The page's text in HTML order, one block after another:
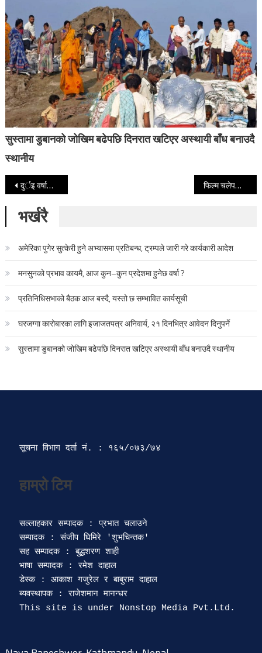
सुस्तामा डुबानको जोखिम बढेपछि दिनरात खटिएर अस्थायी बाँध बनाउदै
स्थानीय
Post navigation
दुर्इ वर्षाबीच झगडा गराएर सुटिङ गरिएकाे गीत यस्ताे फिल्म चलेपछि पललार्इ छाेडेर पुजा भन्न थालिन ‘म प्रदिपलार्इ माया गर्छु’
भर्खरै
अमेरिका पुगेर सुत्केरी हुने अभ्यासमा प्रतिबन्ध, ट्रम्पले जारी गरे कार्यकारी आदेश
मनसुनको प्रभाव कायमै, आज कुन–कुन प्रदेशमा हुनेछ वर्षा ?
प्रतिनिधिसभाको बैठक आज बस्दै, यस्तो छ सम्भावित कार्यसूची
घरजग्गा कारोबारका लागि इजाजतपत्र अनिवार्य, २१ दिनभित्र आवेदन दिनुपर्ने
सुस्तामा डुबानको जोखिम बढेपछि दिनरात खटिएर अस्थायी बाँध बनाउदै स्थानीय
सूचना विभाग दर्ता‍ नं. : १६५/०७३/७४
हाम्रो टिम
सल्लाहकार सम्पादक : प्रभात चलाउने
सम्पादक : संजीप घिमिरे 'शुभचिन्तक'
सह सम्पादक : बुद्धशरण शाही
भाषा सम्पादक : रमेश दाहाल
डेस्क : आकाश गजुरेल र बाबुराम दाहाल
ब्यवस्थापक : राजेशमान मानन्धर